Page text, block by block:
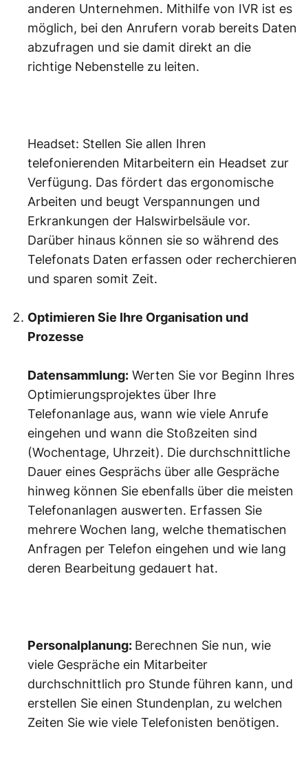
anderen Unternehmen. Mithilfe von IVR ist es
möglich, bei den Anrufern vorab bereits Daten
abzufragen und sie damit direkt an die
richtige Nebenstelle zu leiten.
Headset: Stellen Sie allen Ihren
telefonierenden Mitarbeitern ein Headset zur
Verfügung. Das fördert das ergonomische
Arbeiten und beugt Verspannungen und
Erkrankungen der Halswirbelsäule vor.
Darüber hinaus können sie so während des
Telefonats Daten erfassen oder recherchieren
und sparen somit Zeit.
Optimieren Sie Ihre Organisation und
Prozesse
Datensammlung: Werten Sie vor Beginn Ihres
Optimierungsprojektes über Ihre
Telefonanlage aus, wann wie viele Anrufe
eingehen und wann die Stoßzeiten sind
(Wochentage, Uhrzeit). Die durchschnittliche
Dauer eines Gesprächs über alle Gespräche
hinweg können Sie ebenfalls über die meisten
Telefonanlagen auswerten. Erfassen Sie
mehrere Wochen lang, welche thematischen
Anfragen per Telefon eingehen und wie lang
deren Bearbeitung gedauert hat.
Personalplanung: Berechnen Sie nun, wie
viele Gespräche ein Mitarbeiter
durchschnittlich pro Stunde führen kann, und
erstellen Sie einen Stundenplan, zu welchen
Zeiten Sie wie viele Telefonisten benötigen.